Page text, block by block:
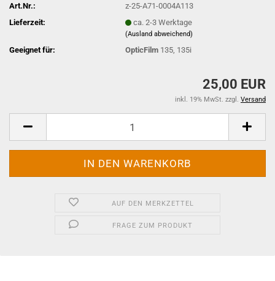
Art.Nr.:
z-25-A71-0004A113
Lieferzeit:
ca. 2-3 Werktage
(Ausland abweichend)
Geeignet für: OpticFilm 135, 135i
25,00 EUR
inkl. 19% MwSt. zzgl. Versand
AUF DEN MERKZETTEL
FRAGE ZUM PRODUKT